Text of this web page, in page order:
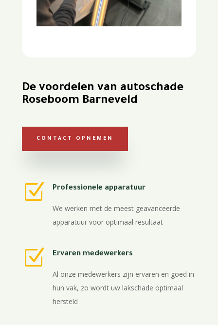
De voordelen van autoschade
Roseboom Barneveld
CONTACT OPNEMEN
Z Professionele apparatuur
We werken met de meest geavanceerde
apparatuur voor optimaal resultaat
Z Ervaren medewerkers
Al onze medewerkers zijn ervaren en goed in
hun vak, zo wordt uw lakschade optimaal
hersteld